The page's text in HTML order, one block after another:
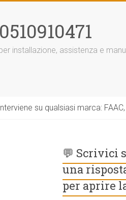
installazione, assistenza e
su qualsiasi marca: FAAC,
💬 Scrivici
una
per aprire